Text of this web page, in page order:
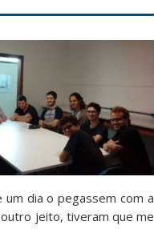
dia o pegassem com a
outro jeito, tiveram que me